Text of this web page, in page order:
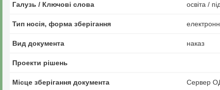
Галузь / Ключові слова освіта /
Тип носія, форма зберігання
Вид документа наказ
Проекти рішень
Місце зберігання документа Сервер